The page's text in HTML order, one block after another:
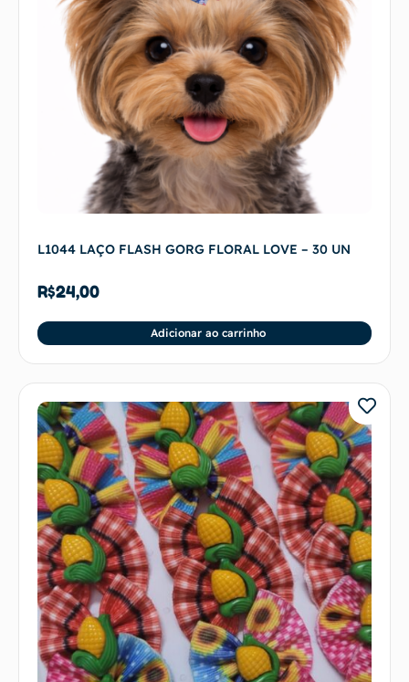
L1044 LAÇO FLASH GORG FLORAL LOVE – 30 UN
R$24,00
Adicionar ao carrinho